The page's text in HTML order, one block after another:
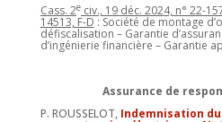
Cass. 2eciv., 19 déc. 2024, n° 22-
14513, F-D : Société de montage
défiscalisation – Garantie
d’ingénierie financière – Garantie
Assurance de
P. ROUSSELOT, Indemnisation